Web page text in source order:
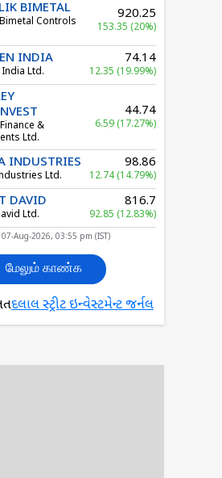
BIMETAL
Controls
920.25
153.35 (20%)
INDIA
Ltd.
74.14
12.35 (19.99%)
&
Ltd.
44.74
6.59 (17.27%)
INDUSTRIES
Ltd.
98.86
12.74 (14.79%)
DAVID
Ltd.
816.7
92.85 (12.83%)
Aug-2026, 03:55 pm (IST)
மேலும் காண்க
દલાલ સ્ટ્રીટ ઇન્વેસ્ટમેન્ટ જર્નલ